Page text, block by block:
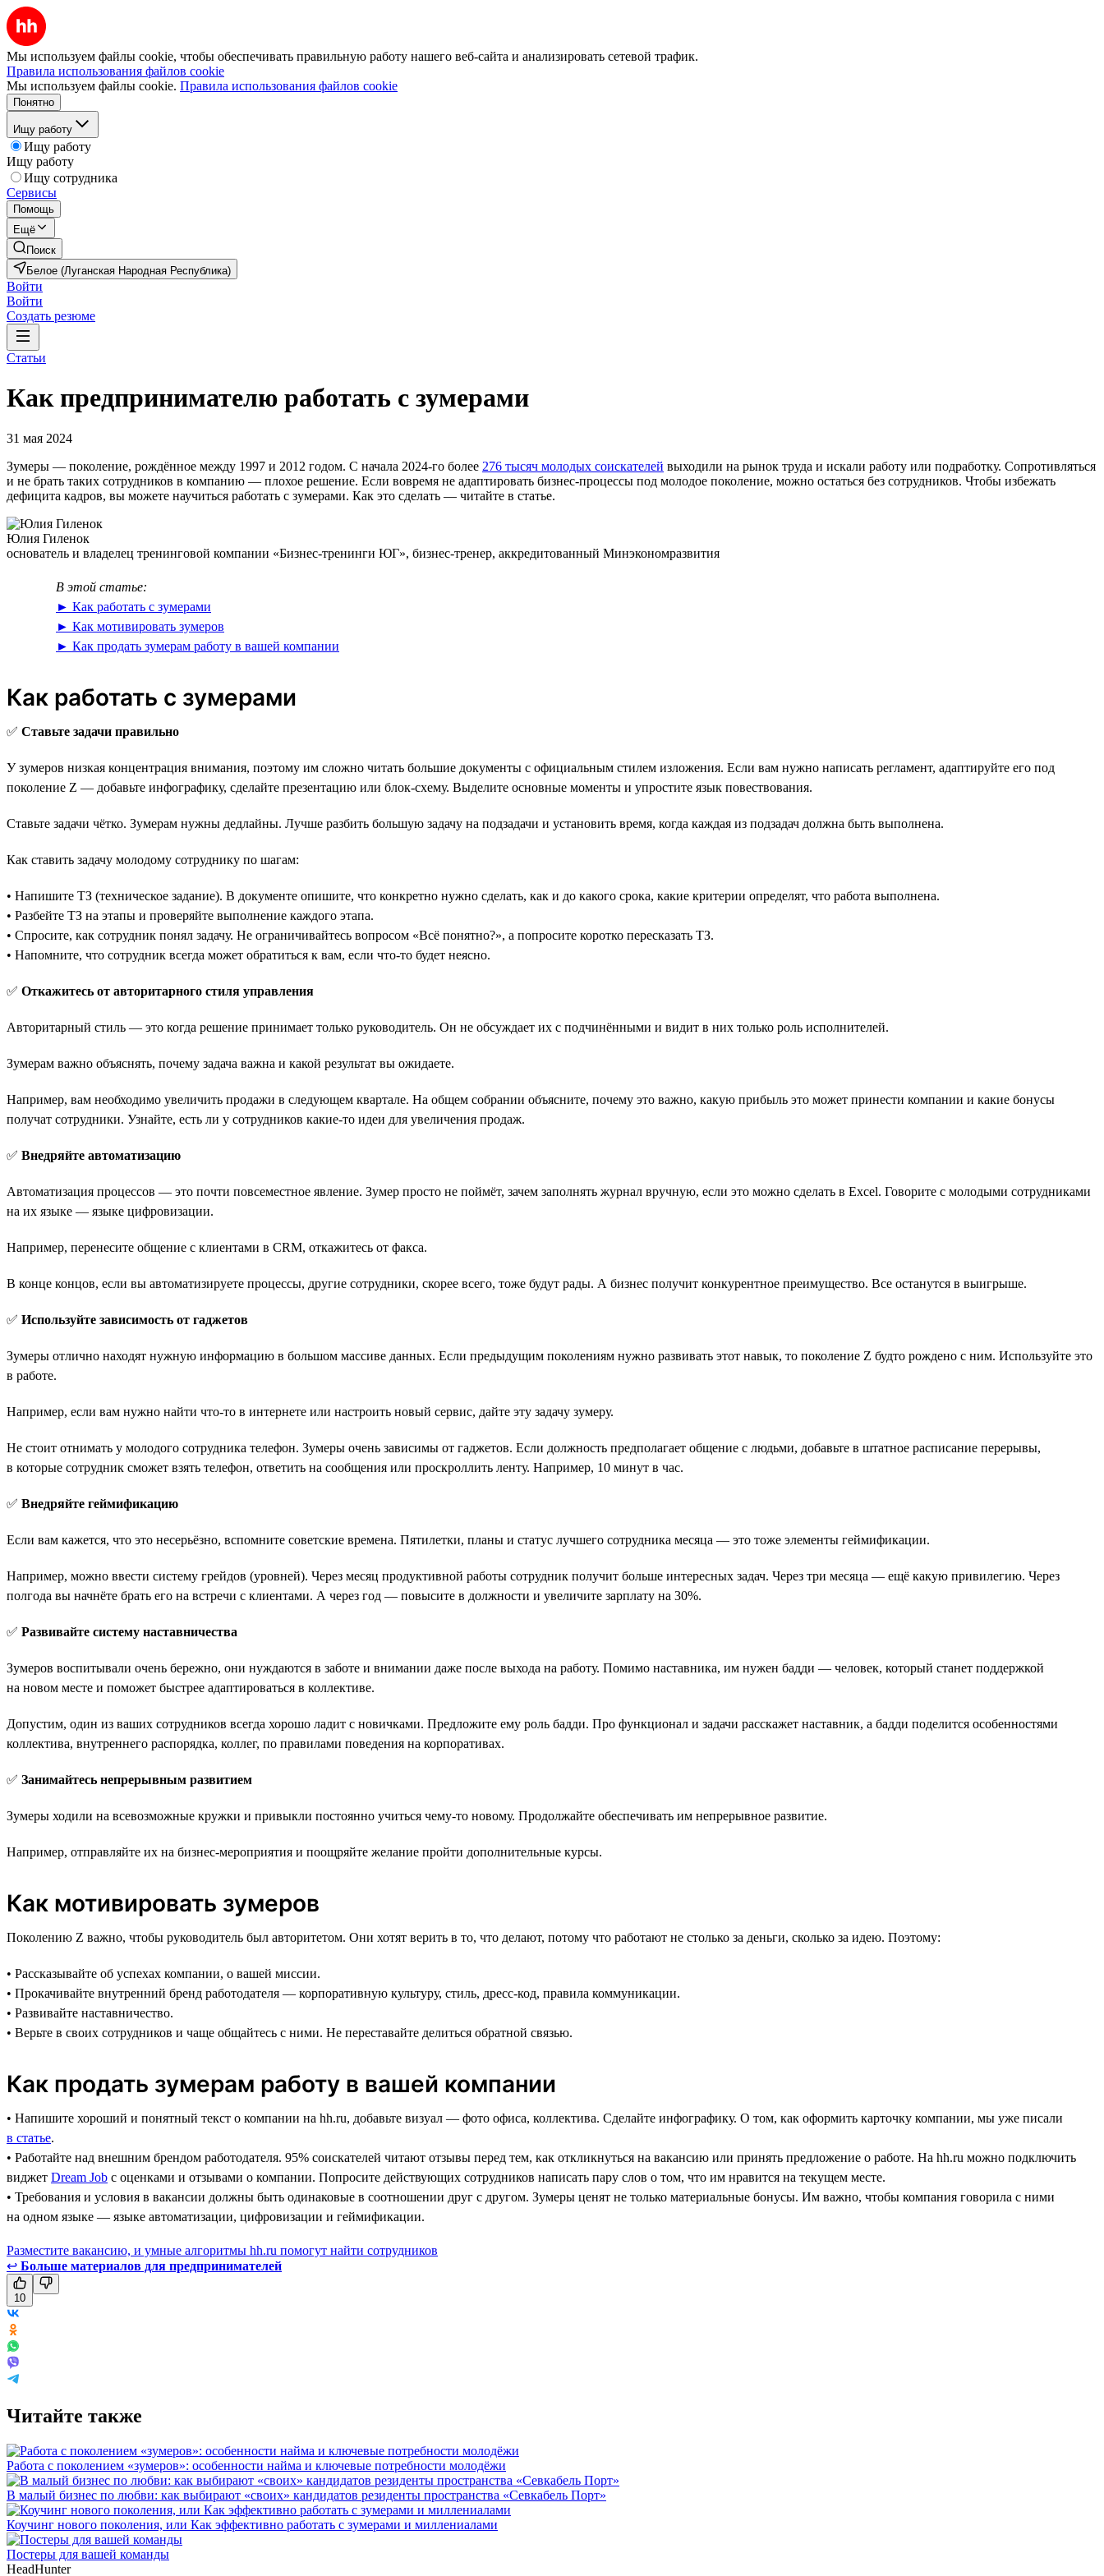
Мы используем файлы cookie, чтобы обеспечивать правильную работу нашего веб-сайта и анализировать сетевой трафик.
Правила использования файлов cookie
Мы используем файлы cookie. Правила использования файлов cookie
Понятно
Ищу работу
Ищу работу
Ищу работу
Ищу сотрудника
Сервисы
Помощь
Ещё
Поиск
Белое (Луганская Народная Республика)
Войти
Войти
Создать резюме
Статьи
Как предпринимателю работать с зумерами
31 мая 2024
Зумеры — поколение, рождённое между 1997 и 2012 годом. С начала 2024-го более 276 тысяч молодых соискателей выходили на рынок труда и искали работу или подработку. Сопротивляться
и не брать таких сотрудников в компанию — плохое решение. Если вовремя не адаптировать бизнес-процессы под молодое поколение, можно остаться без сотрудников. Чтобы избежать
дефицита кадров, вы можете научиться работать с зумерами. Как это сделать — читайте в статье.
Юлия Гиленок
основатель и владелец тренинговой компании «Бизнес-тренинги ЮГ», бизнес-тренер, аккредитованный Минэкономразвития
В этой статье:
► Как работать с зумерами
► Как мотивировать зумеров
► Как продать зумерам работу в вашей компании
Как работать с зумерами
✅ Ставьте задачи правильно
У зумеров низкая концентрация внимания, поэтому им сложно читать большие документы с официальным стилем изложения. Если вам нужно написать регламент, адаптируйте его под
поколение Z — добавьте инфографику, сделайте презентацию или блок-схему. Выделите основные моменты и упростите язык повествования.
Ставьте задачи чётко. Зумерам нужны дедлайны. Лучше разбить большую задачу на подзадачи и установить время, когда каждая из подзадач должна быть выполнена.
Как ставить задачу молодому сотруднику по шагам:
• Напишите ТЗ (техническое задание). В документе опишите, что конкретно нужно сделать, как и до какого срока, какие критерии определят, что работа выполнена.
• Разбейте ТЗ на этапы и проверяйте выполнение каждого этапа.
• Спросите, как сотрудник понял задачу. Не ограничивайтесь вопросом «‎Всё понятно?», а попросите коротко пересказать ТЗ.
• Напомните, что сотрудник всегда может обратиться к вам, если что-то будет неясно.
✅ Откажитесь от авторитарного стиля управления
Авторитарный стиль — это когда решение принимает только руководитель. Он не обсуждает их с подчинёнными и видит в них только роль исполнителей.
Зумерам важно объяснять, почему задача важна и какой результат вы ожидаете.
Например, вам необходимо увеличить продажи в следующем квартале. На общем собрании объясните, почему это важно, какую прибыль это может принести компании и какие бонусы
получат сотрудники. Узнайте, есть ли у сотрудников какие-то идеи для увеличения продаж.
✅ Внедряйте автоматизацию
Автоматизация процессов — это почти повсеместное явление. Зумер просто не поймёт, зачем заполнять журнал вручную, если это можно сделать в Excel. Говорите с молодыми сотрудниками
на их языке — языке цифровизации.
Например, перенесите общение с клиентами в CRM, откажитесь от факса.
В конце концов, если вы автоматизируете процессы, другие сотрудники, скорее всего, тоже будут рады. А бизнес получит конкурентное преимущество. Все останутся в выигрыше.
✅ Используйте зависимость от гаджетов
Зумеры отлично находят нужную информацию в большом массиве данных. Если предыдущим поколениям нужно развивать этот навык, то поколение Z будто рождено с ним. Используйте это
в работе.
Например, если вам нужно найти что-то в интернете или настроить новый сервис, дайте эту задачу зумеру.
Не стоит отнимать у молодого сотрудника телефон. Зумеры очень зависимы от гаджетов. Если должность предполагает общение с людьми, добавьте в штатное расписание перерывы,
в которые сотрудник сможет взять телефон, ответить на сообщения или проскроллить ленту. Например, 10 минут в час.
✅ Внедряйте геймификацию
Если вам кажется, что это несерьёзно, вспомните советские времена. Пятилетки, планы и статус лучшего сотрудника месяца — это тоже элементы геймификации.
Например, можно ввести систему грейдов (уровней). Через месяц продуктивной работы сотрудник получит больше интересных задач. Через три месяца — ещё какую привилегию. Через
полгода вы начнёте брать его на встречи с клиентами. А через год — повысите в должности и увеличите зарплату на 30%.
✅ Развивайте систему наставничества
Зумеров воспитывали очень бережно, они нуждаются в заботе и внимании даже после выхода на работу. Помимо наставника, им нужен бадди — человек, который станет поддержкой
на новом месте и поможет быстрее адаптироваться в коллективе.
Допустим, один из ваших сотрудников всегда хорошо ладит с новичками. Предложите ему роль бадди. Про функционал и задачи расскажет наставник, а бадди поделится особенностями
коллектива, внутреннего распорядка, коллег, по правилами поведения на корпоративах.
✅ Занимайтесь непрерывным развитием
Зумеры ходили на всевозможные кружки и привыкли постоянно учиться чему-то новому. Продолжайте обеспечивать им непрерывное развитие.
Например, отправляйте их на бизнес-мероприятия и поощряйте желание пройти дополнительные курсы.
Как мотивировать зумеров
Поколению Z важно, чтобы руководитель был авторитетом. Они хотят верить в то, что делают, потому что работают не столько за деньги, сколько за идею. Поэтому:
• Рассказывайте об успехах компании, о вашей миссии.
• Прокачивайте внутренний бренд работодателя — корпоративную культуру, стиль, дресс-код, правила коммуникации.
• Развивайте наставничество.
• Верьте в своих сотрудников и чаще общайтесь с ними. Не переставайте делиться обратной связью.
Как продать зумерам работу в вашей компании
• Напишите хороший и понятный текст о компании на hh.ru, добавьте визуал — фото офиса, коллектива. Сделайте инфографику. О том, как оформить карточку компании, мы уже писали
в статье.
• Работайте над внешним брендом работодателя. 95% соискателей читают отзывы перед тем, как откликнуться на вакансию или принять предложение о работе. На hh.ru можно подключить
виджет Dream Job с оценками и отзывами о компании. Попросите действующих сотрудников написать пару слов о том, что им нравится на текущем месте.
• Требования и условия в вакансии должны быть одинаковые в соотношении друг с другом. Зумеры ценят не только материальные бонусы. Им важно, чтобы компания говорила с ними
на одном языке — языке автоматизации, цифровизации и геймификации.
Разместите вакансию, и умные алгоритмы hh.ru помогут найти сотрудников
↩ Больше материалов для предпринимателей
10
Читайте также
Работа с поколением «зумеров»: особенности найма и ключевые потребности молодёжи
В малый бизнес по любви: как выбирают «своих» кандидатов резиденты пространства «Севкабель Порт»
Коучинг нового поколения, или Как эффективно работать с зумерами и миллениалами
Постеры для вашей команды
HeadHunter